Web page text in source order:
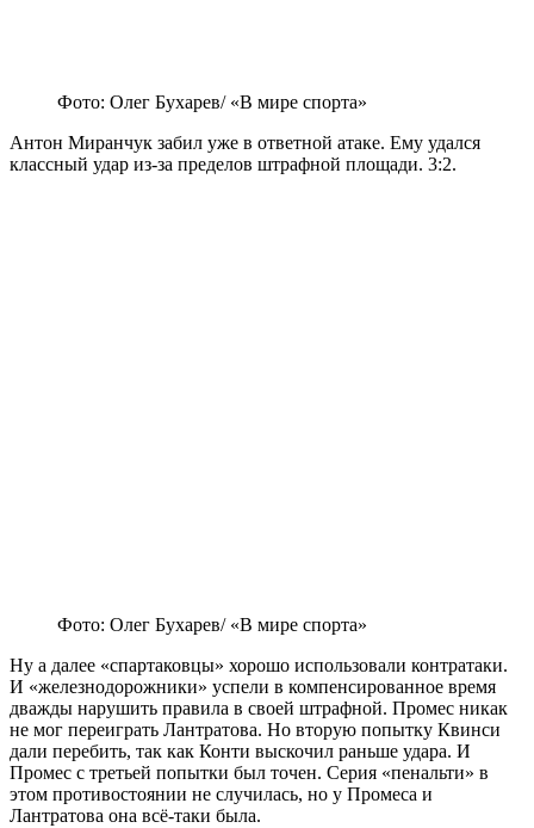
Фото: Олег Бухарев/ «В мире спорта»
Антон Миранчук забил уже в ответной атаке. Ему удался
классный удар из-за пределов штрафной площади. 3:2.
Фото: Олег Бухарев/ «В мире спорта»
Ну а далее «спартаковцы» хорошо использовали контратаки.
И «железнодорожники» успели в компенсированное время
дважды нарушить правила в своей штрафной. Промес никак
не мог переиграть Лантратова. Но вторую попытку Квинси
дали перебить, так как Конти выскочил раньше удара. И
Промес с третьей попытки был точен. Серия «пенальти» в
этом противостоянии не случилась, но у Промеса и
Лантратова она всё-таки была.